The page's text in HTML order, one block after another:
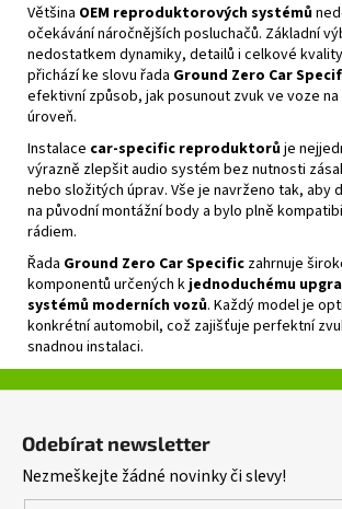
Většina OEM reproduktorových systémů
očekávání náročnějších posluchačů. Základní
nedostatkem dynamiky, detailů i celkové
přichází ke slovu řada Ground Zero Car
efektivní způsob, jak posunout zvuk ve voze na
úroveň.
Instalace car‑specific reproduktorůje
výrazně zlepšit audio systém bez nutnosti
nebo složitých úprav. Vše je navrženo tak, aby
na původní montážní body a bylo plně
rádiem.
Řada Ground Zero Car Specific zahrnuje
komponentů určených kjednoduchému
systémů moderních vozů. Každý model je
konkrétní automobil, což zajišťuje perfektní
snadnou instalaci.
Odebírat newsletter
Nezmeškejte žádné novinky či slevy!